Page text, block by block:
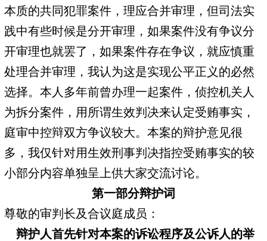
本质的共同犯罪案件，理应合并审理，但司法实
践中有些时候是分开审理，如果案件没有争议分
开审理也就罢了，如果案件存在争议，就应慎重
处理合并审理，我认为这是实现公平正义的必然
选择。本人多年前曾办理一起案件，侦控机关人
为拆分案件，用所谓生效判决来认定受贿事实，
庭审中控辩双方争议较大。本案的辩护意见很
多，我仅针对用生效刑事判决指控受贿事实的较
小部分内容单独呈上供大家交流讨论。
第一部分辩护词
尊敬的审判长及合议庭成员：
辩护人首先针对本案的诉讼程序及公诉人的举